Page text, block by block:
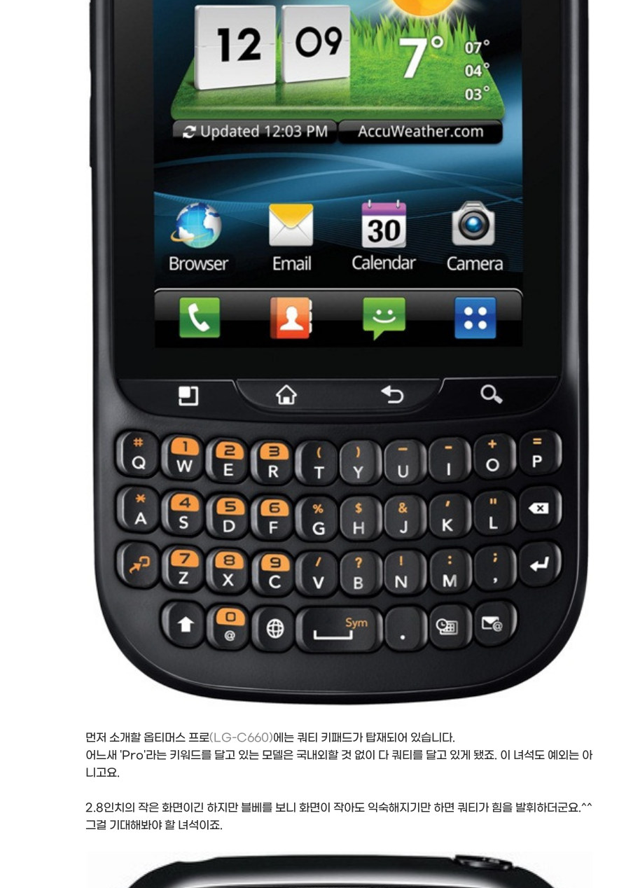
먼저 소개할 옵티머스 프로(LG-C660)에는 쿼티 키패드가 탑재되어 있습니다.
어느새 'Pro'라는 키워드를 달고 있는 모델은 국내외할 것 없이 다 쿼티를 달고 있게 됐죠. 이 녀석도 예외는 아
니고요.
2.8인치의 작은 화면이긴 하지만 블베를 보니 화면이 작아도 익숙해지기만 하면 쿼티가 힘을 발휘하더군요.^^
그걸 기대해봐야 할 녀석이죠.